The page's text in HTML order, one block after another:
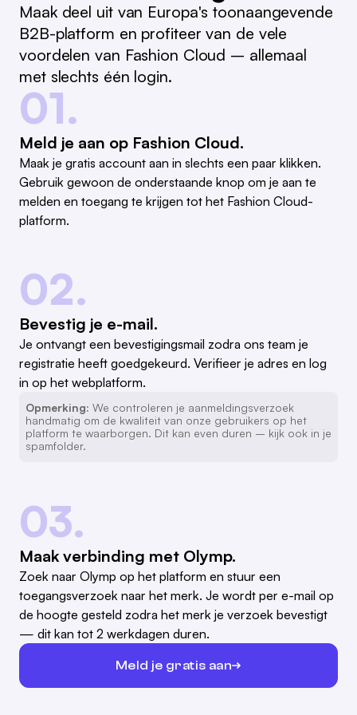
Maak deel uit van Europa's toonaangevende
B2B-platform en profiteer van de vele
voordelen van Fashion Cloud – allemaal
met slechts één login.
01.
Meld je aan op Fashion Cloud.
Maak je gratis account aan in slechts een paar klikken.
Gebruik gewoon de onderstaande knop om je aan te
melden en toegang te krijgen tot het Fashion Cloud-
platform.
02.
Bevestig je e-mail.
Je ontvangt een bevestigingsmail zodra ons team je
registratie heeft goedgekeurd. Verifieer je adres en log
in op het webplatform.
Opmerking: We controleren je aanmeldingsverzoek
handmatig om de kwaliteit van onze gebruikers op het
platform te waarborgen. Dit kan even duren – kijk ook in je
spamfolder.
03.
Maak verbinding met Olymp.
Zoek naar Olymp op het platform en stuur een
toegangsverzoek naar het merk. Je wordt per e-mail op
de hoogte gesteld zodra het merk je verzoek bevestigt
— dit kan tot 2 werkdagen duren.
Meld je gratis aan